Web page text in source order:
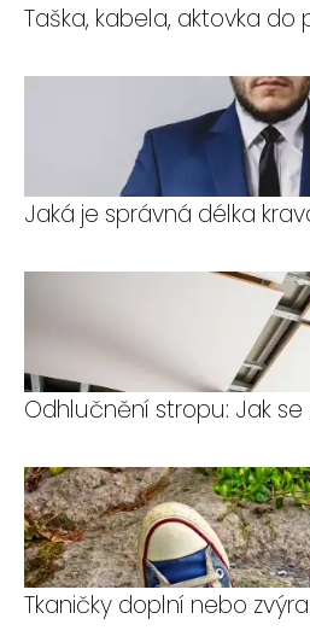
Taška, kabela, aktovka do
Jaká je správná délka
Odhlučnění stropu: Jak
Tkaničky doplní nebo